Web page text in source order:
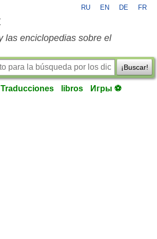
RU EN DE FR
las enciclopedias sobre el
¡Buscar!
Traducciones libros Игры ⚽